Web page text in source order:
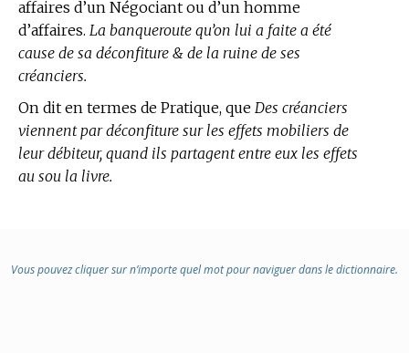
affaires d’un Négociant ou d’un homme
d’affaires. La banqueroute qu’on lui a faite a été
cause de sa déconfiture & de la ruine de ses
créanciers.
On dit en termes de Pratique, que Des créanciers
viennent par déconfiture sur les effets mobiliers de
leur débiteur, quand ils partagent entre eux les effets
au sou la livre.
Vous pouvez cliquer sur n’importe quel mot pour naviguer dans le dictionnaire.